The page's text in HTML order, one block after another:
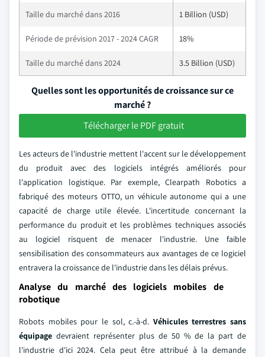
Taille du marché dans 2016 1 Billion (USD)
Période de prévision 2017 - 2024 CAGR 18%
Taille du marché dans 2024 3.5 Billion (USD)
Quelles sont les opportunités de croissance sur ce
marché ?
Télécharger le PDF gratuit
Les acteurs de l'industrie mettent l'accent sur le développement
du produit avec des logiciels intégrés améliorés pour
l'application logistique. Par exemple, Clearpath Robotics a
fabriqué des moteurs OTTO, un véhicule autonome qui a une
capacité de charge utile élevée. L'incertitude concernant la
performance du produit et les problèmes techniques associés
au logiciel risquent de menacer l'industrie. Une faible
sensibilisation des consommateurs aux avantages de ce logiciel
entravera la croissance de l'industrie dans les délais prévus.
Analyse du marché des logiciels mobiles de
robotique
Robots mobiles pour le sol, c.-à-d. Véhicules terrestres sans
équipage devraient représenter plus de 50 % de la part de
l'industrie d'ici 2024. Cela peut être attribué à la demande